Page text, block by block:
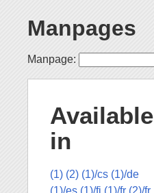
Manpages
Manpage:
Available
in
(1) (2) (1)/cs (1)/de